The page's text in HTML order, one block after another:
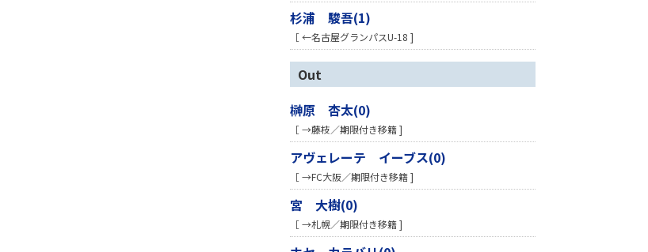
杉浦 駿吾(1)
［ ←名古屋グランパスU-18 ]
Out
榊原 杏太(0)
［ →藤枝／期限付き移籍 ]
アヴェレーテ イーブス(0)
［ →FC大阪／期限付き移籍 ]
宮 大樹(0)
［ →札幌／期限付き移籍 ]